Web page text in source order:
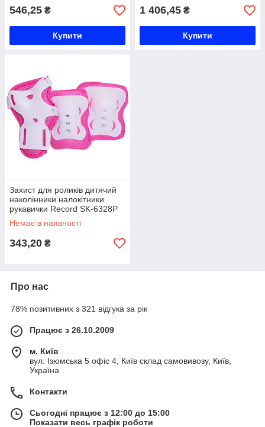
546,25 ₴
Купити
1 406,45 ₴
Купити
Захист для роликів дитячий
наколінники налокітники
рукавички Record SK-6328P
S-M рожевий-білий Код SK-
6328P
Немає в наявності
343,20 ₴
Про нас
78% позитивних з 321 відгука за рік
Працює з 26.10.2009
м. Київ
вул. Ізюмська 5 офіс 4, Київ склад самовивозу, Київ,
Україна
Контакти
Сьогодні працює з 12:00 до 15:00
Показати весь графік роботи